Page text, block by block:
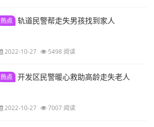
热点 轨道民警帮走失男孩找到家人
2022-10-27 5498 阅读
热点 开发区民警暖心救助高龄走失老人
2022-10-27 7007 阅读